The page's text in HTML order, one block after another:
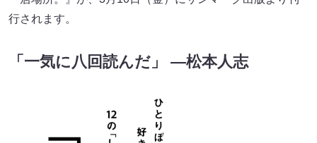
行されます。
「一気に八回読んだ」 ―松本人志